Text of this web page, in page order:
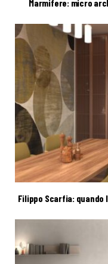
Marmifere: micro
Filippo Scarfia: